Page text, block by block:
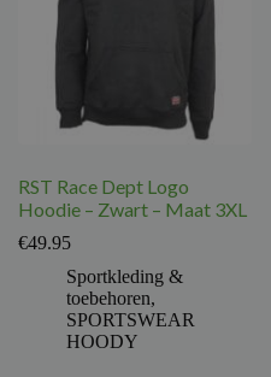
RST Race Dept Logo
Hoodie – Zwart – Maat 3XL
€49.95
Sportkleding &
toebehoren,
SPORTSWEAR
HOODY